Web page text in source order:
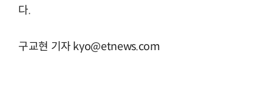
다.
구교현 기자 kyo@etnews.com